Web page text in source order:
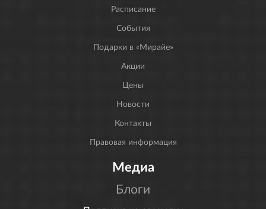
Расписание
События
Подарки в «Мирайе»
Акции
Цены
Новости
Контакты
Правовая информация
Медиа
Блоги